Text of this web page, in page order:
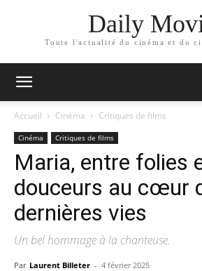
Daily
Toute l'actualité du cinéma et du
Accueil Cinéma Critiques de films
Cinéma Critiques de films
Maria, entre folies
douceurs au cœur
dernières vies
Un bel hommage à la chanteuse.
Par Laurent Billeter - 4 février 2025